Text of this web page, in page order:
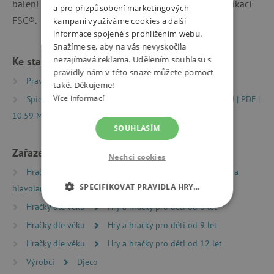
balení jsou 22 x 22 x 3 cm. Vyrobeno z papíru s certifikací
FSC®.
Ke stažení
Pravidla hry CZ | PDF | 0.56 MB
Spielregeln|Game rules FR-EN-DE-ES-IT-PT-NL-SV-DA-RU | PDF |
10.59 MB
Zařazeno v kategoriích
Hračky dle typu
Logické hry a
hlavolamy
Hračky dle věku
Hry a hračky pro děti od 6 let
Hračky dle věku
Hry a hračky pro děti od 9 let
Hračky dle věku
Hry a hračky pro děti od 12 let
Výrobci
Djeco
a pro přizpůsobení marketingových
kampaní využíváme cookies a další
informace spojené s prohlížením webu.
Snažíme se, aby na vás nevyskočila
nezajímavá reklama. Udělením souhlasu s
pravidly nám v této snaze můžete pomoct
také. Děkujeme!
Více informací
SOUHLASÍM
Nechci cookies
SPECIFIKOVAT PRAVIDLA HRY…
NEZBYTNĚ NUTNÉ COOKIES
ANALYTICKÉ COOKIES
MARKETINGOVÉ COOKIES